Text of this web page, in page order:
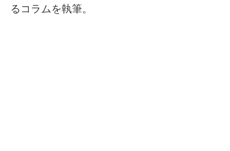
るコラムを執筆。